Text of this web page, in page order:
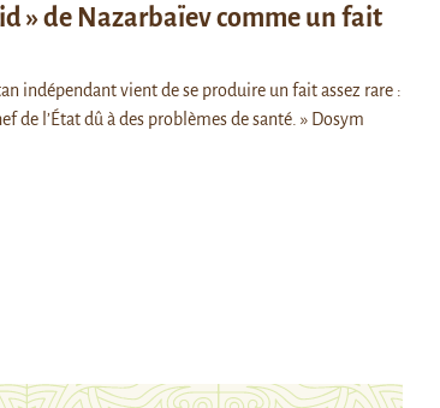
» de Nazarbaïev comme un fait
indépendant vient de se produire un fait assez rare :
de l’État dû à des problèmes de santé. » Dosym